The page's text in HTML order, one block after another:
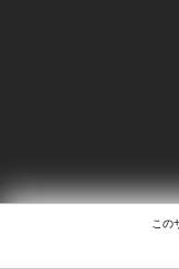
この